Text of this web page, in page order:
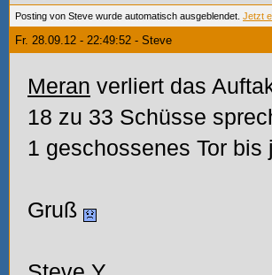
Posting von Steve wurde automatisch ausgeblendet. Jetzt
Fr. 28.09.12 - 22:49:52 - Steve
Meran verliert das
18 zu 33 Schüsse
1 geschossenes Tor
Gruß